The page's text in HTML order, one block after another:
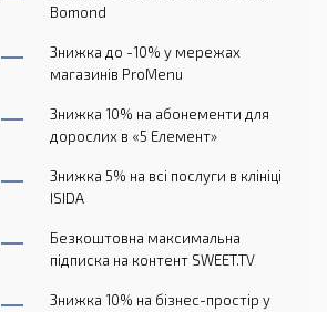
Bomond
Знижка до -10% у мережах
магазинів ProMenu
Знижка 10% на абонементи для
дорослих в «5 Елемент»
Знижка 5% на всі послуги в клініці
ISIDA
Безкоштовна максимальна
підписка на контент SWEET.TV
Знижка 10% на бізнес-простір у